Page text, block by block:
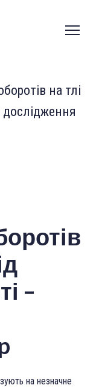
–
на незначне